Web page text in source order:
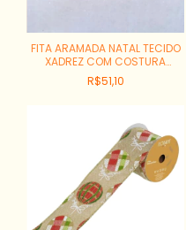
FITA ARAMADA NATAL TECIDO
XADREZ COM COSTURA
REF:77580-001
R$51,10